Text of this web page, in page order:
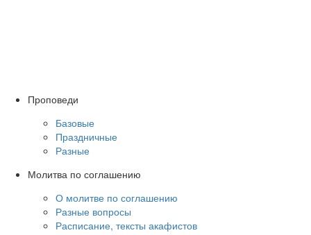
Проповеди
Базовые
Праздничные
Разные
Молитва по соглашению
О молитве по соглашению
Разные вопросы
Расписание, тексты акафистов